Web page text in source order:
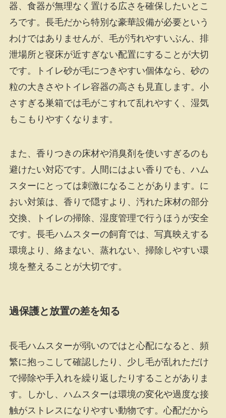
器、食器が無理なく置ける広さを確保したいとこ
ろです。長毛だから特別な豪華設備が必要という
わけではありませんが、毛が汚れやすいぶん、排
泄場所と寝床が近すぎない配置にすることが大切
です。トイレ砂が毛につきやすい個体なら、砂の
粒の大きさやトイレ容器の高さも見直します。小
さすぎる巣箱では毛がこすれて乱れやすく、湿気
もこもりやすくなります。
また、香りつきの床材や消臭剤を使いすぎるのも
避けたい対応です。人間にはよい香りでも、ハム
スターにとっては刺激になることがあります。に
おい対策は、香りで隠すより、汚れた床材の部分
交換、トイレの掃除、湿度管理で行うほうが安全
です。長毛ハムスターの飼育では、写真映えする
環境より、絡まない、蒸れない、掃除しやすい環
境を整えることが大切です。
過保護と放置の差を知る
長毛ハムスターが弱いのではと心配になると、頻
繁に抱っこして確認したり、少し毛が乱れただけ
で掃除や手入れを繰り返したりすることがありま
す。しかし、ハムスターは環境の変化や過度な接
触がストレスになりやすい動物です。心配だから